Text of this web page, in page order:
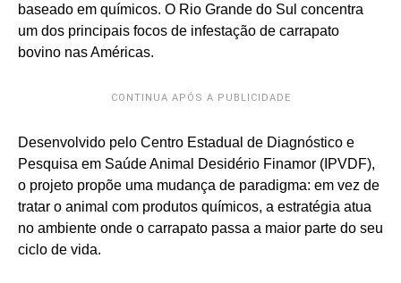
baseado em químicos. O Rio Grande do Sul concentra
um dos principais focos de infestação de carrapato
bovino nas Américas.
CONTINUA APÓS A PUBLICIDADE
Desenvolvido pelo Centro Estadual de Diagnóstico e
Pesquisa em Saúde Animal Desidério Finamor (IPVDF),
o projeto propõe uma mudança de paradigma: em vez de
tratar o animal com produtos químicos, a estratégia atua
no ambiente onde o carrapato passa a maior parte do seu
ciclo de vida.